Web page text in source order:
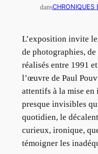
dansCHRONIQUES
L’exposition invite
de photographies,
réalisés entre 1991
l’œuvre de Paul
attentifs à la mise en
presque invisibles
quotidien, le
curieux, ironique,
témoigner les